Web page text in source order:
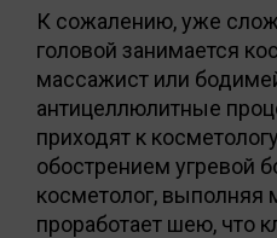
К сожалению, уже
головой занимается
массажист или
антицеллюлитные
приходят к
обострением угревой
косметолог, выполняя
проработает шею, что